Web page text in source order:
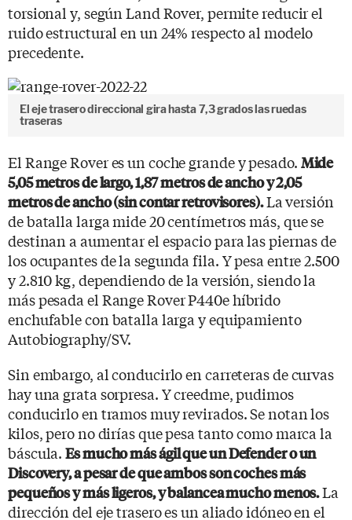
torsional y, según Land Rover, permite reducir el
ruido estructural en un 24% respecto al modelo
precedente.
El eje trasero direccional gira hasta 7,3 grados las ruedas
traseras
El Range Rover es un coche grande y pesado. Mide
5,05 metros de largo, 1,87 metros de ancho y 2,05
metros de ancho (sin contar retrovisores).La versión
de batalla larga mide 20 centímetros más, que se
destinan a aumentar el espacio para las piernas de
los ocupantes de la segunda fila. Y pesa entre 2.500
y 2.810 kg, dependiendo de la versión, siendo la
más pesada el Range Rover P440e híbrido
enchufable con batalla larga y equipamiento
Autobiography/SV.
Sin embargo, al conducirlo en carreteras de curvas
hay una grata sorpresa. Y creedme, pudimos
conducirlo en tramos muy revirados. Se notan los
kilos, pero no dirías que pesa tanto como marca la
báscula.Es mucho más ágil que un Defender o un
Discovery, a pesar de que ambos son coches más
pequeños y más ligeros, y balancea mucho menos.La
dirección del eje trasero es un aliado idóneo en el